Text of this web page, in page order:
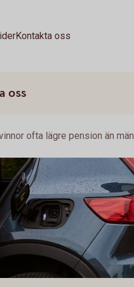
Kontakta oss
oss
ofta lägre pension än män